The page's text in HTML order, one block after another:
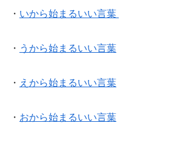
・ いから始まるいい言葉
・ うから始まるいい言葉
・ えから始まるいい言葉
・ おから始まるいい言葉